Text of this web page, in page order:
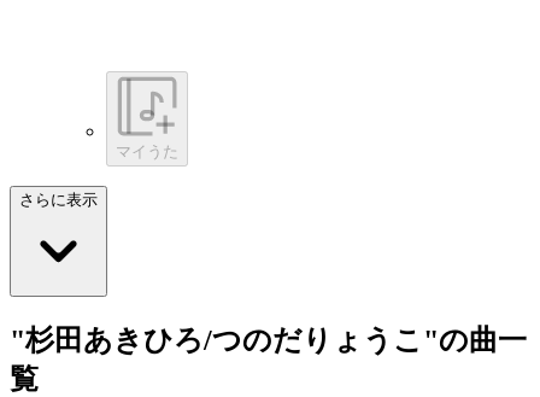
マイうた
さらに表示
"杉田あきひろ/つのだりょうこ"の曲一
覧